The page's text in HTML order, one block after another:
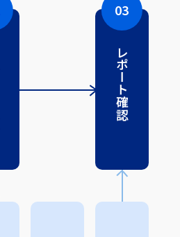
03
レポート
確認